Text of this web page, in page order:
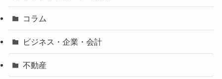
コラム
ビジネス・企業・会計
不動産